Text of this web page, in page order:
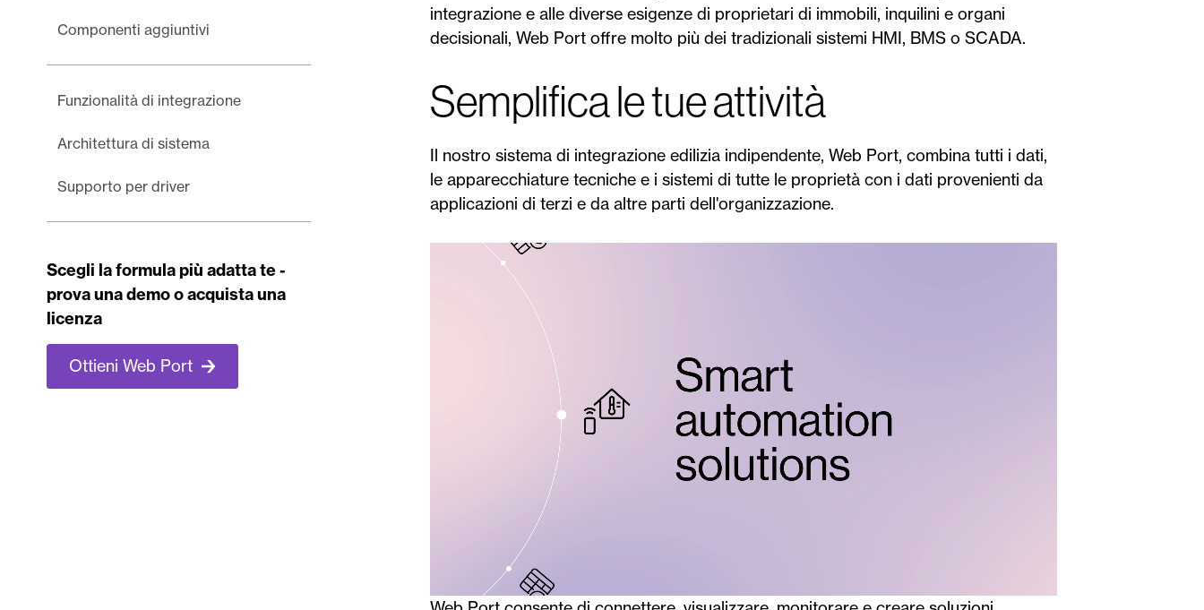
Componenti aggiuntivi
Funzionalità di integrazione
Architettura di sistema
Supporto per driver
Scegli la formula più adatta te -
prova una demo o acquista una
licenza
Ottieni Web Port
integrazione e alle diverse esigenze di proprietari di immobili, inquilini e organi
decisionali, Web Port offre molto più dei tradizionali sistemi HMI, BMS o SCADA.
Semplifica le tue attività
Il nostro sistema di integrazione edilizia indipendente, Web Port, combina tutti i dati,
le apparecchiature tecniche e i sistemi di tutte le proprietà con i dati provenienti da
applicazioni di terzi e da altre parti dell'organizzazione.